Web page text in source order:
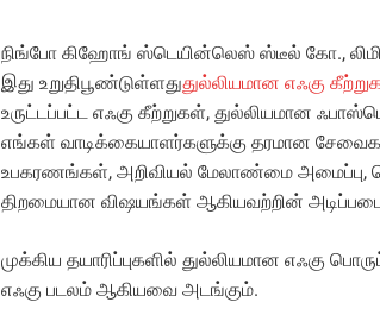
நிங்போ கிஹோங் ஸ்டெயின்லெஸ் ஸ்டீல் கோ.,
இது உறுதிபூண்டுள்ளதுதுல்லியமான எஃகு
உருட்டப்பட்ட எஃகு கீற்றுகள், துல்லியமான
எங்கள் வாடிக்கையாளர்களுக்கு தரமான
உபகரணங்கள், அறிவியல் மேலாண்மை அமைப்பு,
திறமையான விஷயங்கள் ஆகியவற்றின்
முக்கிய தயாரிப்புகளில் துல்லியமான எஃகு
எஃகு படலம் ஆகியவை அடங்கும்.